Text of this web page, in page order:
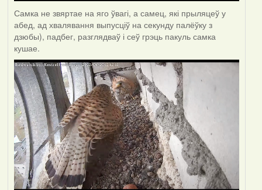
Самка не звяртае на яго ўвагі, а самец, які прыляцеў у
абед, ад хвалявання выпусціў на секунду палёўку з
дзюбы), падбег, разглядваў і сеў грэць пакуль самка
кушае.